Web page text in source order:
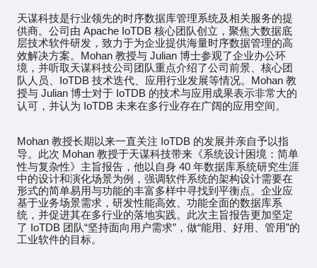
天谋科技是行业领先的时序数据库管理系统及相关服务的提
供商。公司由 Apache IoTDB 核心团队创立，聚焦大数据底
层技术软件研发，致力于为企业提供海量时序数据管理的高
效解决方案。 Mohan 教授与Julian 博士参观了企业办公环
境，并听取天谋科技公司团队重点介绍了公司前景、核心团
队人员、 IoTDB 技术迭代、应用行业发展等情况。 Mohan 教
授与Julian 博士对于IoTDB 的技术与应用成果表示非常大的
认可，并认为 IoTDB 未来在多行业存在广阔的应用空间。
Mohan 教授长期以来一直关注 IoTDB 的发展并亲自予以指
导。此次 Mohan 教授于天谋科技带来《系统设计困境：简单
性与复杂性》主旨报告，他以自身 40 年数据库系统研究生涯
中的设计和演化场景为例，强调软件系统的架构设计需要在
形式的简单易用与功能的丰富多样中寻找到平衡点。企业应
基于业务场景需求，研发性能高效、功能全面的数据库系
统，并促进其在多行业的落地实践。此次主旨报告更加坚定
了 IoTDB 团队“坚持面向用户需求”，做“能用、好用、管用”的
工业软件的目标。